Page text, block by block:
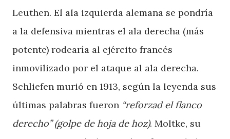
Leuthen. El ala izquierda alemana se pondría
a la defensiva mientras el ala derecha (más
potente) rodearía al ejército francés
inmovilizado por el ataque al ala derecha.
Schliefen murió en 1913, según la leyenda sus
últimas palabras fueron “reforzad el flanco
derecho” (golpe de hoja de hoz). Moltke, su